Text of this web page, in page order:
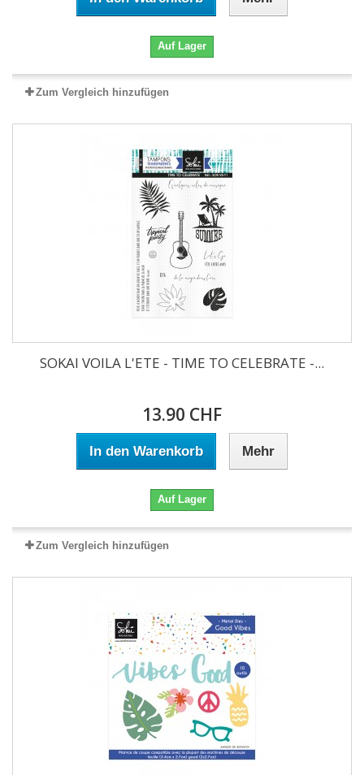
Auf Lager
Zum Vergleich hinzufügen
SOKAI VOILA L'ETE - TIME TO CELEBRATE -...
13.90 CHF
In den Warenkorb Mehr
Auf Lager
Zum Vergleich hinzufügen